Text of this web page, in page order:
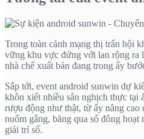
Trong toàn cảnh mạng thị trấn hội
vững khu vực đứng với lan rộng ra
nhà chế xuất bản đang trong ấy
Sắp tới, event android sunwin dự
khôn xiết nhiều sân nghịch thực tại
rượu động như thật, từ ấy nâng
nuốm gắng, băng qua số đông
giải trí số.